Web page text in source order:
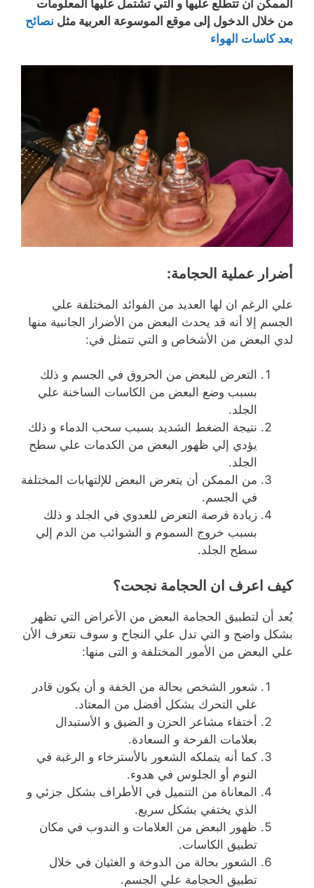
الممكن أن تتطلع عليها و التي تشتمل عليها المعلومات
من خلال الدخول إلى موقع الموسوعة العربية مثل نصائح
بعد كاسات الهواء
أضرار عملية الحجامة:
علي الرغم ان لها العديد من الفوائد المختلفة علي
الجسم إلا أنه قد يحدث البعض من الأضرار الجانبية منها
لدي البعض من الأشخاص و التي تتمثل في:
التعرض للبعض من الحروق في الجسم و ذلك
بسبب وضع البعض من الكاسات الساخنة علي
الجلد.
نتيجة الضغط الشديد بسبب سحب الدماء و ذلك
يؤدي إلي ظهور البعض من الكدمات علي سطح
الجلد.
من الممكن أن يتعرض البعض للإلتهابات المختلفة
في الجسم.
زيادة فرصة التعرض للعدوي في الجلد و ذلك
بسبب خروج السموم و الشوائب من الدم إلي
سطح الجلد.
كيف اعرف ان الحجامة نجحت؟
يُعد أن لتطبيق الحجامة البعض من الأعراض التي تظهر
بشكل واضح و التي تدل علي النجاح و سوف نتعرف الأن
علي البعض من الأمور المختلفة و التى منها:
شعور الشخص بحالة من الخفة و أن يكون قادر
علي التحرك بشكل أفضل من المعتاد.
أختفاء مشاعر الحزن و الضيق و الأستبدال
بعلامات الفرحة و السعادة.
كما أنه يتملكه الشعور بالأسترخاء و الرغبة في
النوم أو الجلوس في هدوء.
المعاناة من التنميل في الأطراف بشكل جزئي و
الذي يختفي بشكل سريع.
ظهور البعض من العلامات و الندوب في مكان
تطبيق الكاسات.
الشعور بحالة من الدوخة و الغثيان في خلال
تطبيق الحجامة علي الجسم.